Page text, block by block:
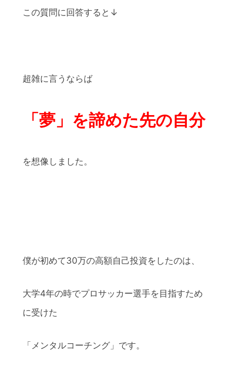
この質問に回答すると↓
超雑に言うならば
「夢」を諦めた先の自分
を想像しました。
僕が初めて30万の高額自己投資をしたのは、
大学4年の時でプロサッカー選手を目指すため
に受けた
「メンタルコーチング」です。